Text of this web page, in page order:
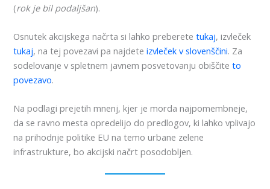
(rok je bil podaljšan).
Osnutek akcijskega načrta si lahko preberetetukaj, izvleček
tukaj, na tej povezavi pa najdeteizvleček v slovenščini. Za
sodelovanje v spletnem javnem posvetovanju obiščiteto
povezavo.
Na podlagi prejetih mnenj, kjer je morda najpomembneje,
da se ravno mesta opredelijo do predlogov, ki lahko vplivajo
na prihodnje politike EU na temo urbane zelene
infrastrukture, bo akcijski načrt posodobljen.